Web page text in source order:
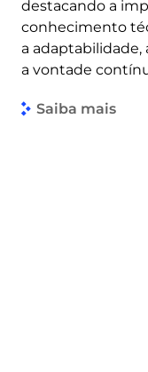
destacando a
conhecimento
a adaptabilidade,
a vontade
Saiba mais